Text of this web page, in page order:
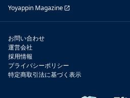
Yoyappin Magazine
お問い合わせ
運営会社
採用情報
プライバシーポリシー
特定商取引法に基づく表示